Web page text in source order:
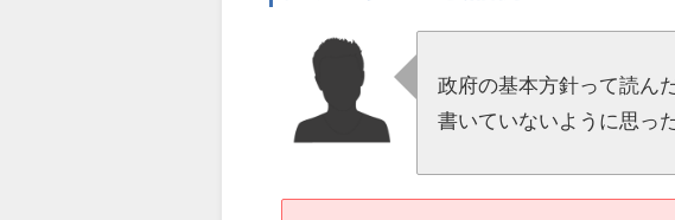
政府の基本方針って読ん
書いていないように思っ